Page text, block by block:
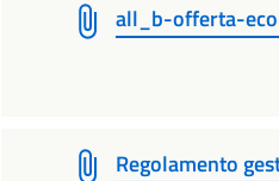
all_b-offerta-
Regolamento